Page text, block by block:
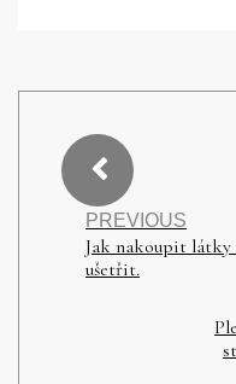
PREVIOUS
Jak nakoupit látky
ušetřit.